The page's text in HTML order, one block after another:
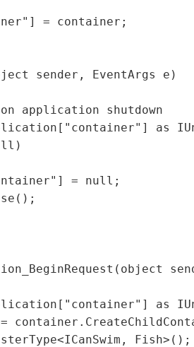
= container;
sender, EventArgs e)
application shutdown
as
= null;
as
=
Fish>();